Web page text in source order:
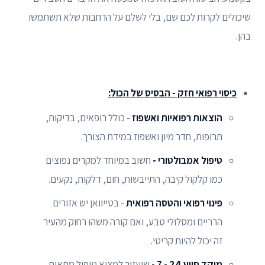
שיכולים לקרות לכם שם, בלי לשלם על הרחבות שלא תשתמשו
בהן.
כיסוי רפואי חזק - הבסיס של הכול:
הוצאות רפואיות ואשפוז - כולל רופאים, בדיקות,
תרופות, חדר מיון ואשפוז במידת הצורך.
טיפול אמבולטורי - חשוב במיוחד למקרים נפוצים
כמו קלקול קיבה, התייבשות, חום, דלקות, נקעים.
פינוי רפואי והטסה רפואית- בטייוואן יש אזורים
הרריים ומסלולי טבע, ואם קורה משהו רחוק מהעיר
זה יכול להיות קריטי.